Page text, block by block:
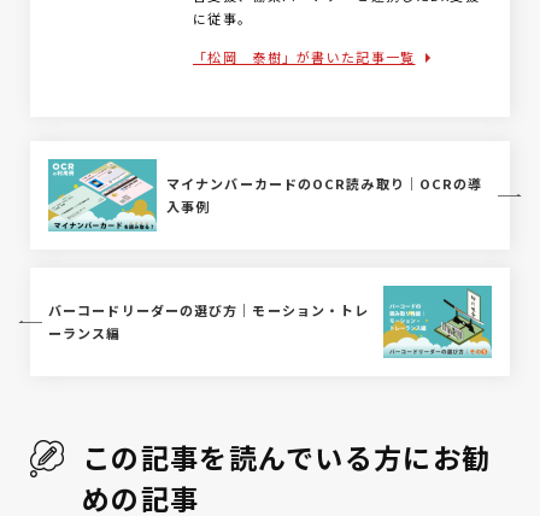
に従事。
「松岡 泰樹」が書いた記事一覧
マイナンバーカードのOCR読み取り｜OCRの導
入事例
バーコードリーダーの選び方｜モーション・トレ
ーランス編
この記事を読んでいる方にお勧
めの記事